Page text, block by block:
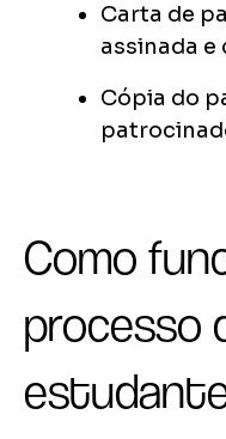
Carta de
assinada
Cópia do
Como
processo